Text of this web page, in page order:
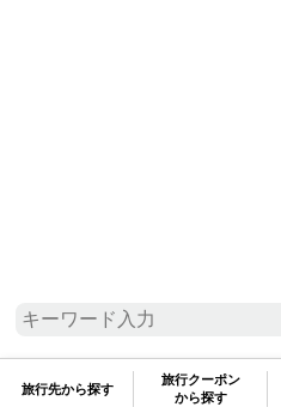
旅行先から探す
旅行クーポン
から探す
検索条件を変更して再度お試しく
文字が正しく入力されているこ